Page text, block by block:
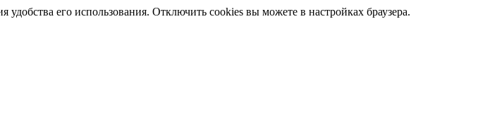
его использования. Отключить cookies вы можете в настройках браузера.